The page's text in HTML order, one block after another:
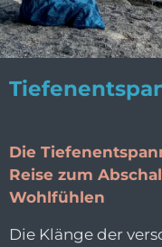
Die
Reise zum
Wohlfühlen
Die Klänge der